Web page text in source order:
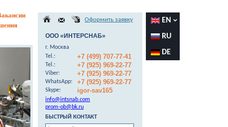
EN
RU
DE
Оформить заявку
ООО «ИНТЕРСНАБ»
г. Москва
Теl.:
+7 (499) 707-77-41
Теl.: +7 (925) 969-22-77
Viber: +7 (925) 969-22-77
WhatsApp: +7 (925) 969-22-77
Skype: igor-sav165
info@intsnab.com
prom-ob@bk.ru
БЫСТРЫЙ КОНТАКТ